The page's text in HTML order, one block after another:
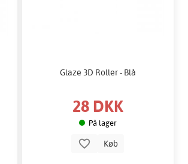
Glaze 3D Roller - Blå
28 DKK
På lager
Køb